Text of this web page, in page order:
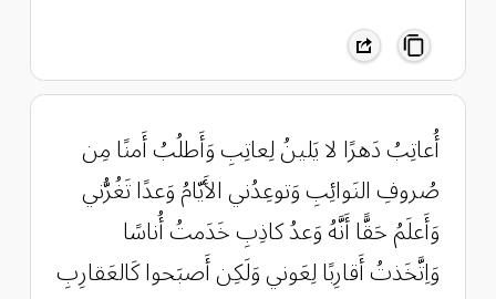
أُعاتِبُ دَهرًا لا يَلينُ لِعاتِبِ وَأَطلُبُ أَمنًا مِن
صُروفِ النَوائِبِ وَتوعِدُني الأَيّامُ وَعدًا تَغُرُّني
وَأَعلَمُ حَقًّا أَنَّهُ وَعدُ كاذِبِ خَدَمتُ أُناسًا
وَاِتَّخَذتُ أَقارِبًا لِعَوني وَلَكِن أَصبَحوا كَالعَقارِبِ